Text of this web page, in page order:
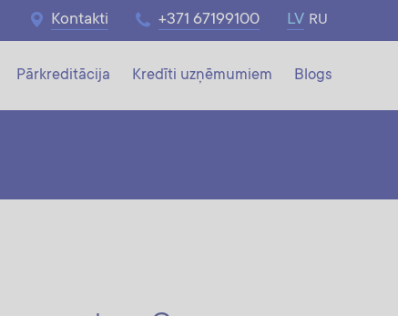
Kontakti +371 67199100 RU
LV
Pārkreditācija Kredīti uzņēmumiem Blogs